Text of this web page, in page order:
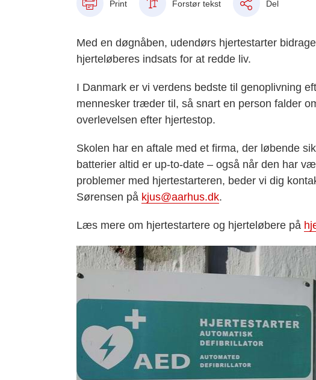
Print Forstør tekst Del
Med en døgnåben, udendørs hjertestarter
hjerteløberes indsats for at redde liv.
I Danmark er vi verdens bedste til genoplivning
mennesker træder til, så snart en person falder
overlevelsen efter hjertestop.
Skolen har en aftale med et firma, der løbende
batterier altid er up-to-date – også når den har
problemer med hjertestarteren, beder vi dig
Sørensen på kjus@aarhus.dk.
Læs mere om hjertestartere og hjerteløbere på